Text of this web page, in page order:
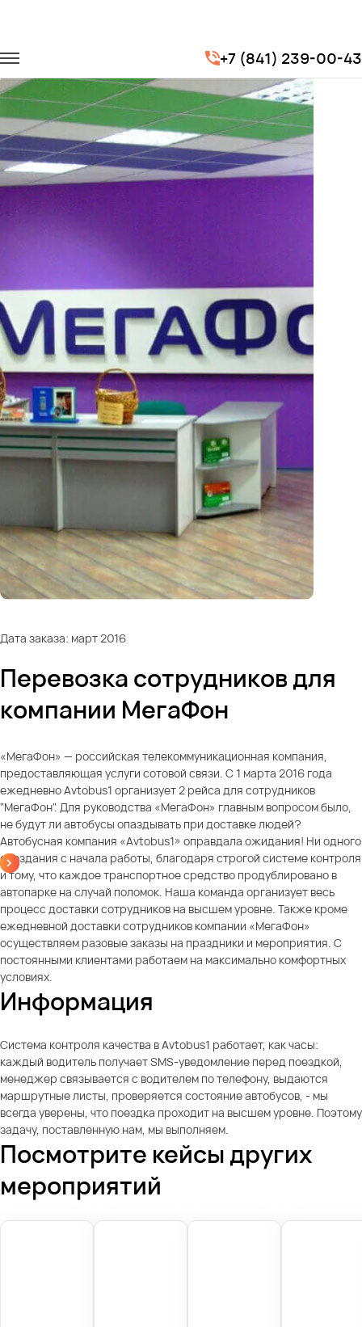
+7 (841) 239-00-43
Перевозка сотрудников
Перевозка сотрудников для компании МегаФон
Дата заказа: март 2016
Перевозка сотрудников для
компании МегаФон
«МегаФон» — российская телекоммуникационная компания,
предоставляющая услуги сотовой связи. С 1 марта 2016 года
ежедневно Avtobus1 организует 2 рейса для сотрудников
"МегаФон". Для руководства «МегаФон» главным вопросом было,
не будут ли автобусы опаздывать при доставке людей?
Автобусная компания «Avtobus1» оправдала ожидания! Ни одного
опоздания с начала работы, благодаря строгой системе контроля
и тому, что каждое транспортное средство продублировано в
автопарке на случай поломок. Наша команда организует весь
процесс доставки сотрудников на высшем уровне. Также кроме
ежедневной доставки сотрудников компании «МегаФон»
осуществляем разовые заказы на праздники и мероприятия. С
постоянными клиентами работаем на максимально комфортных
условиях.
Информация
Система контроля качества в Avtobus1 работает, как часы:
каждый водитель получает SMS-уведомление перед поездкой,
менеджер связывается с водителем по телефону, выдаются
маршрутные листы, проверяется состояние автобусов, - мы
всегда уверены, что поездка проходит на высшем уровне. Поэтому
задачу, поставленную нам, мы выполняем.
Посмотрите кейсы других
мероприятий